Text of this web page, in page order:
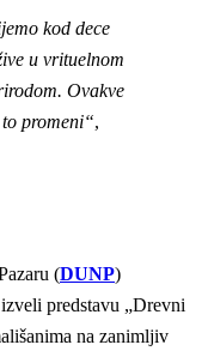
kod dece
u vrituelnom
Ovakve
promeni“,
(DUNP)
predstavu „Drevni
na zanimljiv